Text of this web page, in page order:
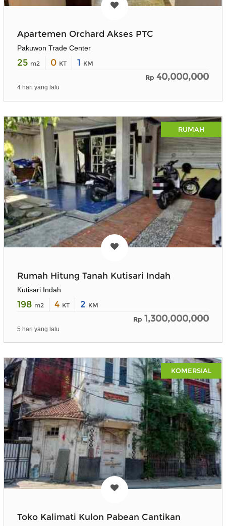
Apartemen Orchard Akses PTC
Pakuwon Trade Center
25 m2 0 KT 1 KM
Rp 40,000,000
4 hari yang lalu
RUMAH
Rumah Hitung Tanah Kutisari Indah
Kutisari Indah
198 m2 4 KT 2 KM
Rp 1,300,000,000
5 hari yang lalu
KOMERSIAL
Toko Kalimati Kulon Pabean Cantikan